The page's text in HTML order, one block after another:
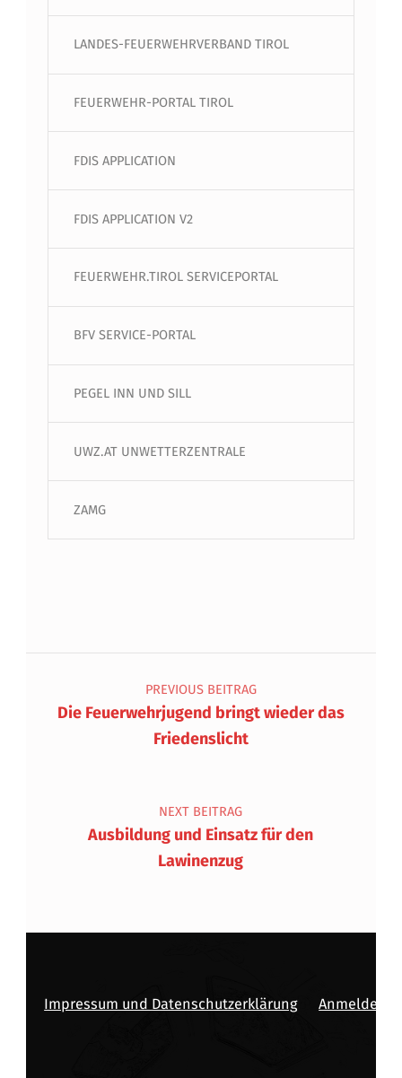
LANDES-FEUERWEHRVERBAND TIROL
FEUERWEHR-PORTAL TIROL
FDIS APPLICATION
FDIS APPLICATION V2
FEUERWEHR.TIROL SERVICEPORTAL
BFV SERVICE-PORTAL
PEGEL INN UND SILL
UWZ.AT UNWETTERZENTRALE
ZAMG
Beitragsnavigation
PREVIOUS BEITRAG
Die Feuerwehrjugend bringt wieder das
Friedenslicht
NEXT BEITRAG
Ausbildung und Einsatz für den
Lawinenzug
Impressum und Datenschutzerklärung Anmelden